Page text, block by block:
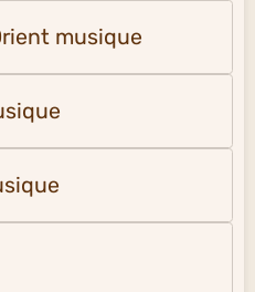
musique